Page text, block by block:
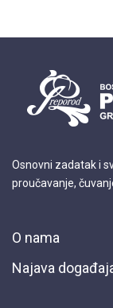
Osnovni zadatak i
proučavanje,
O nama
Najava